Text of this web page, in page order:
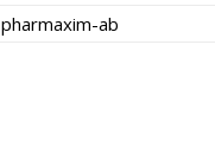
pharmaxim-ab